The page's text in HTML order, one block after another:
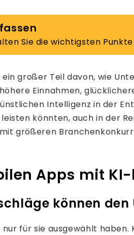
Sie die wichtigsten
großer Teil davon, wie
Einnahmen,
Intelligenz in der
könnten, auch in der
größeren
Apps mit
können
nur für sie ausgewählt